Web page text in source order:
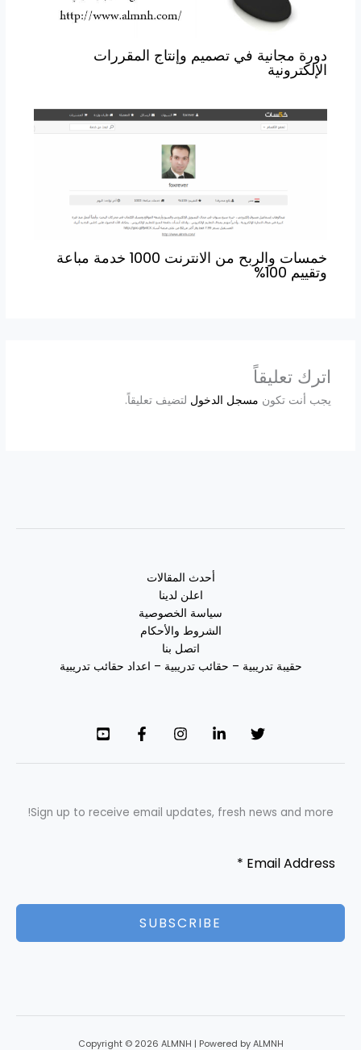
دورة مجانية في تصميم وإنتاج المقررات
الإلكترونية
خمسات والربح من الانترنت 1000 خدمة مباعة
وتقييم 100%
اترك تعليقاً
يجب أنت تكون مسجل الدخول لتضيف تعليقاً.
أحدث المقالات
اعلن لدينا
سياسة الخصوصية
الشروط والأحكام
اتصل بنا
حقيبة تدريبية – حقائب تدريبية – اعداد حقائب تدريبية
Sign up to receive email updates, fresh news and more!
SUBSCRIBE
Copyright © 2026 ALMNH | Powered by ALMNH